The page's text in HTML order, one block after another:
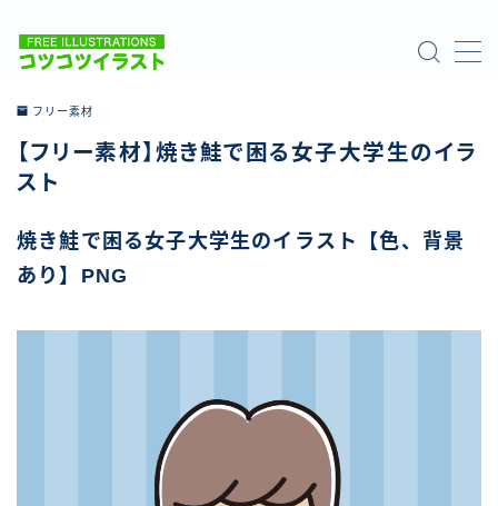
ホーム
お問い合わせ
フリー素材
【フリー素材】焼き鮭で困る女子大学生のイラ
スト
焼き鮭で困る女子大学生のイラスト【色、背景
あり】PNG